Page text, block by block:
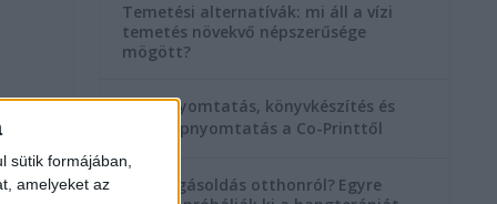
sütik formájában,
amelyeket az
Temetési alternatívák: mi áll a vízi
temetés növekvő népszerűsége
mögött?
Könyvnyomtatás, könyvkészítés és
szórólapnyomtatás a Co-Printtől
Szorongásoldás otthonról? Egyre